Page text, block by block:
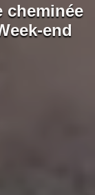
cheminée
end